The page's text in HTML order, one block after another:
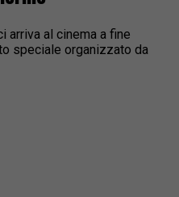
arriva al cinema a fine
speciale organizzato da